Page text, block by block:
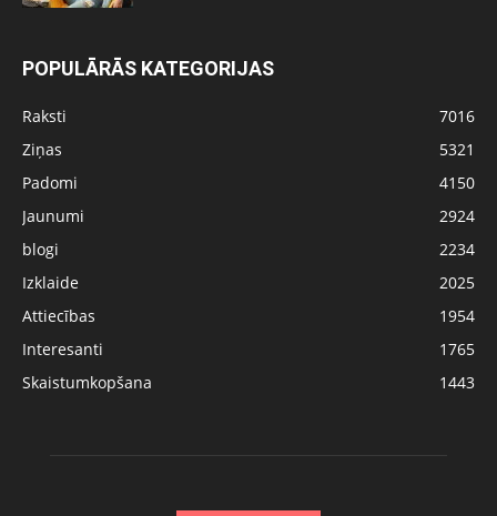
POPULĀRĀS KATEGORIJAS
Raksti
7016
Ziņas
5321
Padomi
4150
Jaunumi
2924
blogi
2234
Izklaide
2025
Attiecības
1954
Interesanti
1765
Skaistumkopšana
1443